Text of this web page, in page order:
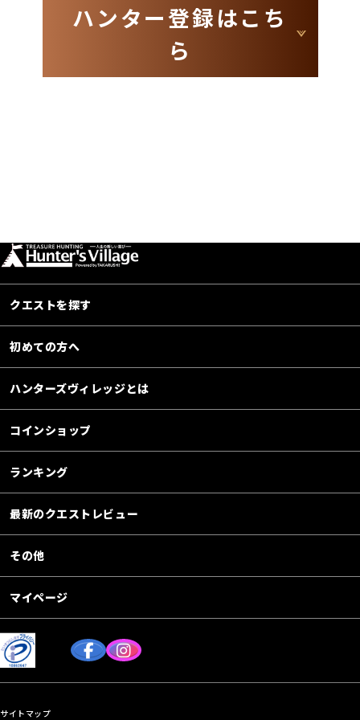
ハンター登録はこち
ら
クエストを探す
初めての方へ
ハンターズヴィレッジとは
コインショップ
ランキング
最新のクエストレビュー
その他
マイページ
サイトマップ